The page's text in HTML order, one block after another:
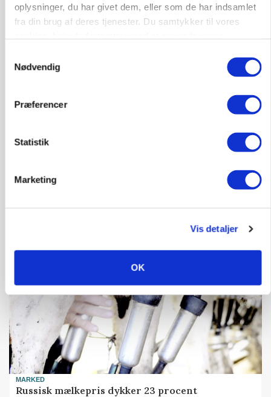
oplysninger, du har givet dem, eller som de har indsamlet
fra din brug af deres tjenester. Du samtykker til vores
Nødvendig
Præferencer
Statistik
Marketing
Vis detaljer
OK
Rådgiver om DB-Tjek: Små justeringer kan give
store besparelser
MARKED
Russisk mælkepris dykker 23 procent